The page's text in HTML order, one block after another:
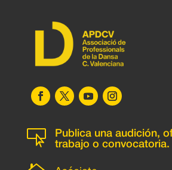

Publica una audición,
trabajo o convocatoria.